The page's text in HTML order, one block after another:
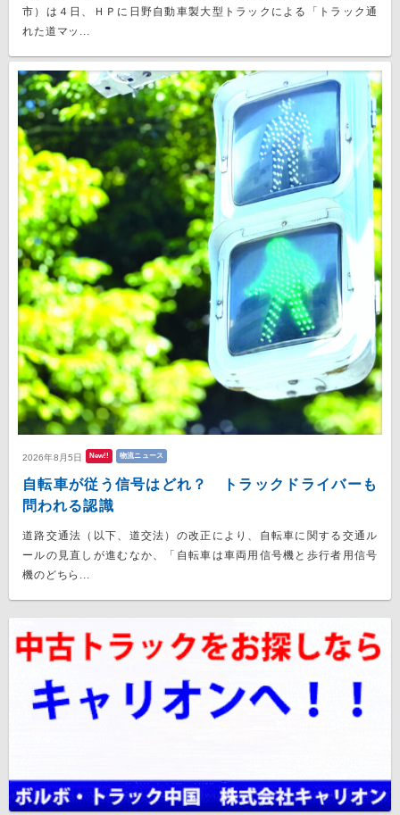
市）は４日、ＨＰに日野自動車製大型トラックによる「トラック通
れた道マッ...
2026年8月5日 New!! 物流ニュース
自転車が従う信号はどれ？ トラックドライバーも
問われる認識
道路交通法（以下、道交法）の改正により、自転車に関する交通ル
ールの見直しが進むなか、「自転車は車両用信号機と歩行者用信号
機のどちら...